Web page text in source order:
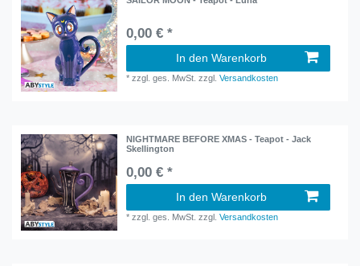
0,00 € *
In den Warenkorb
*zzgl. ges. MwSt. zzgl.Versandkosten
NIGHTMARE BEFORE XMAS - Teapot - Jack
Skellington
0,00 € *
In den Warenkorb
*zzgl. ges. MwSt. zzgl.Versandkosten